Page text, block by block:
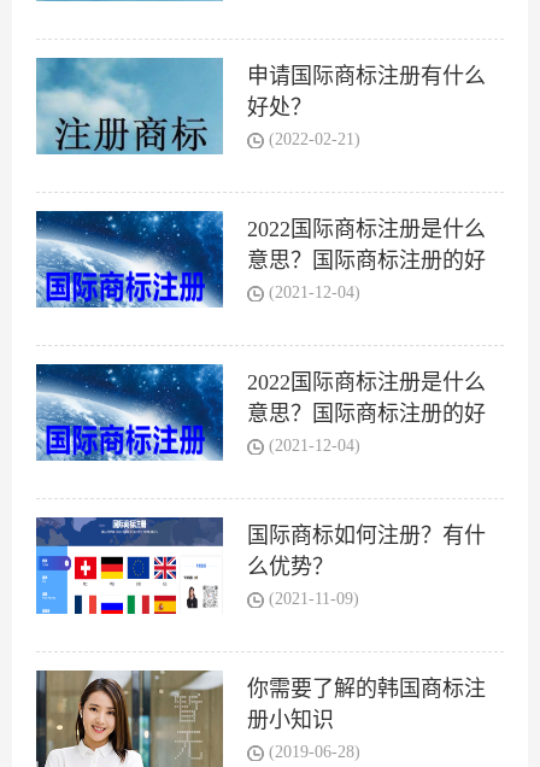
申请国际商标注册有什么
好处？
(2022-02-21)
2022国际商标注册是什么
意思？国际商标注册的好
处是什么？
(2021-12-04)
2022国际商标注册是什么
意思？国际商标注册的好
处是什么？
(2021-12-04)
国际商标如何注册？有什
么优势？
(2021-11-09)
你需要了解的韩国商标注
册小知识
(2019-06-28)